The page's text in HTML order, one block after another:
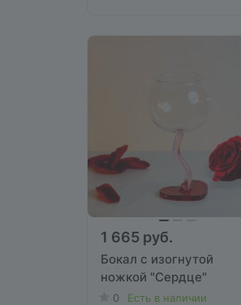
1 665 руб.
Бокал с изогнутой
ножкой "Сердце"
0
Есть в наличии